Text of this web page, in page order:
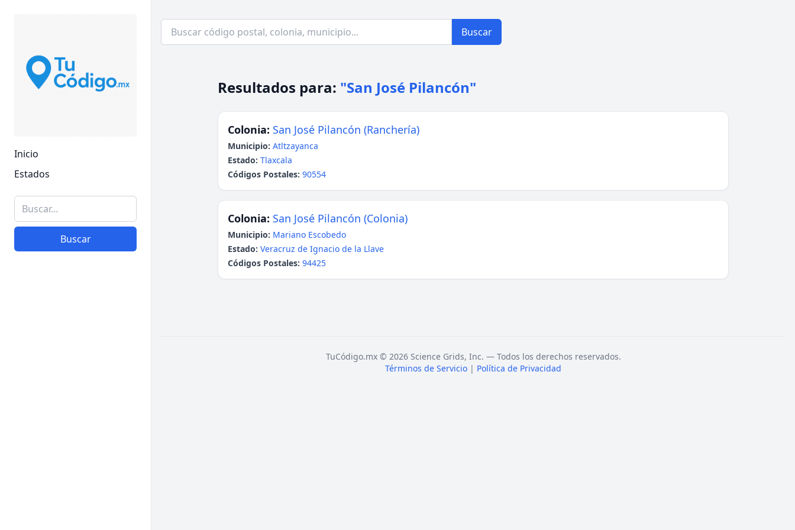
Inicio
Estados
Buscar
Buscar
Resultados para: "San José Pilancón"
Colonia: San José Pilancón (Ranchería)
Municipio: Atltzayanca
Estado: Tlaxcala
Códigos Postales: 90554
Colonia: San José Pilancón (Colonia)
Municipio: Mariano Escobedo
Estado: Veracruz de Ignacio de la Llave
Códigos Postales: 94425
TuCódigo.mx © 2026 Science Grids, Inc. — Todos los derechos reservados.
Términos de Servicio | Política de Privacidad